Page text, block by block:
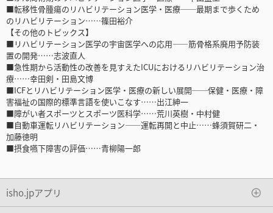
■転移性骨腫瘍のリハビリテーション医学・医療──最期まで歩くため
のリハビリテーション……篠田裕介
【その他のトピックス】
■リハビリテーション医学の宇宙医学への応用――筋骨格系廃用予防装
置の開発……志波直人
■急性期から活動性の改善を見すえたICUにおけるリハビリテーション治
療……幸田剣・田島文博
■ICFとリハビリテーション医学・医療の新しい展開──保健・医療・障
害福祉の国際的標準言語を使いこなす……出江紳一
■障がい者スポーツとスポーツ医科学……荒川英樹・中村健
■自動車運転リハビリテーション――運転再開と中止……蜂須賀研二・
加藤徳明
■摂食嚥下障害の評価……青柳陽一郎
isho.jpアプリ